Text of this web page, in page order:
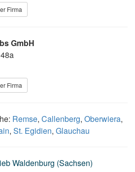
Firma
GmbH
Firma
Remse, Callenberg, Oberwiera,
, St. Egidien, Glauchau
Waldenburg (Sachsen)